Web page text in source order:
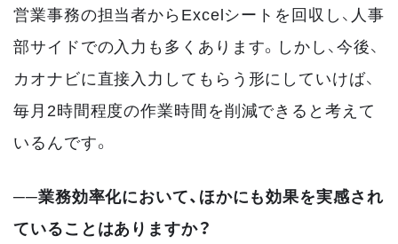
営業事務の担当者からExcelシートを回収し、人事
部サイドでの入力も多くあります。しかし、今後、
カオナビに直接入力してもらう形にしていけば、
毎月2時間程度の作業時間を削減できると考えて
いるんです。
──業務効率化において、ほかにも効果を実感され
ていることはありますか？